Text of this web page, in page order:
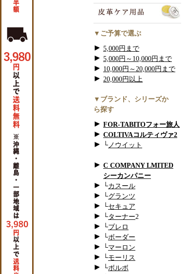
▼ご予算で選ぶ
5,000円まで
5,000円～10,000円まで
10,000円～20,000円まで
20,000円以上
▼ブランド、シリーズか
ら探す
FOR-TABITOフォー旅人
COLTIVAコルティヴァ2
└ ノウイット
C COMPANY LMITED
シーカンパニー
└カスール
└グランツ
└セキュア
└ターナー2
└ブレロ
└ボーダー
└マーロン
└モーリス
└ボルボ